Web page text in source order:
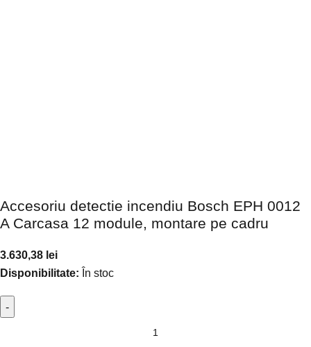
Accesoriu detectie incendiu Bosch EPH 0012
A Carcasa 12 module, montare pe cadru
3.630,38 lei
Disponibilitate: În stoc